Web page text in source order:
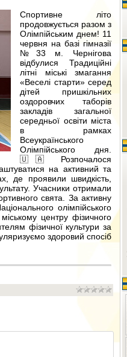
Спортивне літо
продовжується разом з
Олімпійським днем! 11
червня на базі гімназії
№33 м. Чернігова
відбулися Традиційні
літні міські змагання
«Веселі старти» серед
дітей пришкільних
оздоровчих таборів
закладів загальної
середньої освіти міста
в рамках
Всеукраїнського
Олімпійського дня.
🇺🇦 Розпочалося
на активний та
де проявили швидкість,
Учасники отримали
свята. За активну
олімпійського
центру фізичного
фізичної культури за
здоровий спосіб